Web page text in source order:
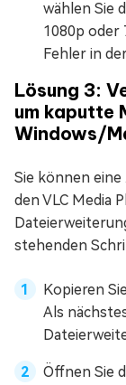
wählen Sie
1080p oder
Fehler in
Lösung 3:
um kaputte
Windows/
Sie können eine
den VLC Media
stehenden
Kopieren
Als
Öffnen Sie